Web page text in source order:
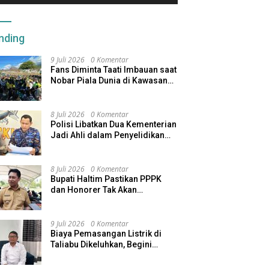
9 Juli 2026 0 Komentar
Fans Diminta Taati Imbauan saat
Nobar Piala Dunia di Kawasan
8 Juli 2026 0 Komentar
Polisi Libatkan Dua Kementerian
Jadi Ahli dalam Penyelidikan
8 Juli 2026 0 Komentar
Bupati Haltim Pastikan PPPK
dan Honorer Tak Akan
9 Juli 2026 0 Komentar
Biaya Pemasangan Listrik di
Taliabu Dikeluhkan, Begini